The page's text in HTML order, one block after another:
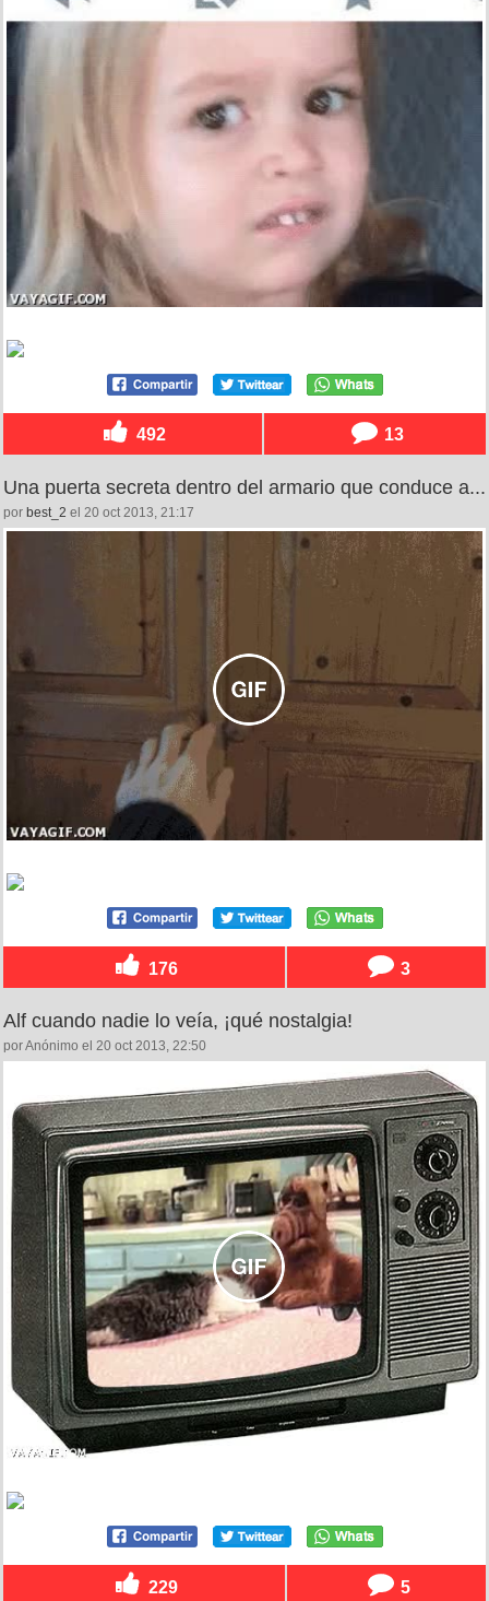
492 13
Una puerta secreta dentro del armario que conduce a...
por best_2 el 20 oct 2013, 21:17
176 3
Alf cuando nadie lo veía, ¡qué nostalgia!
por Anónimo el 20 oct 2013, 22:50
229 5